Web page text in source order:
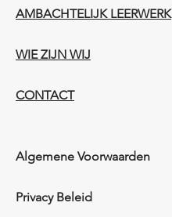
AMBACHTELIJK LEERWERK​
WIE ZIJN WIJ​​
CONTACT
Algemene Voorwaarden
Privacy Beleid